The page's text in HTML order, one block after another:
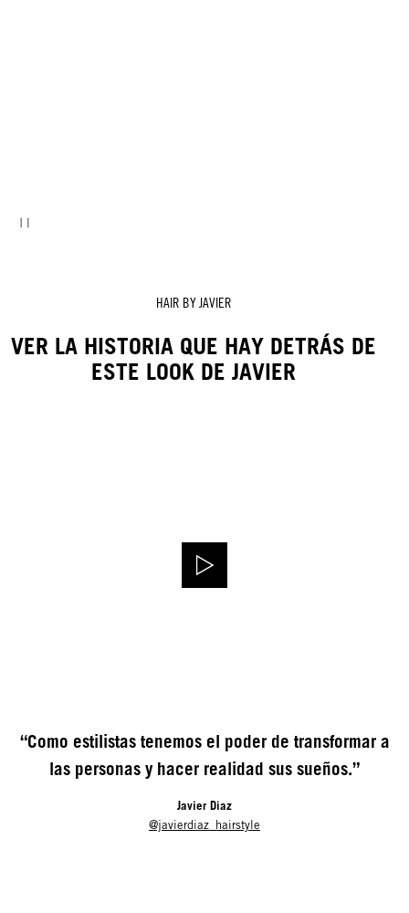
HAIR BY JAVIER
VER LA HISTORIA QUE HAY DETRÁS DE
ESTE LOOK DE JAVIER
“Como estilistas tenemos el poder de transformar a
las personas y hacer realidad sus sueños.”
Javier Diaz
@javierdiaz_hairstyle